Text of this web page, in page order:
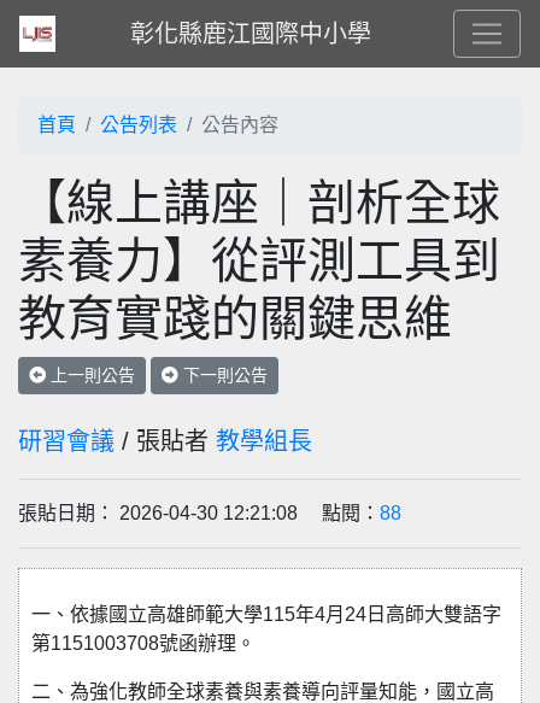
彰化縣鹿江國際中小學
首頁 公告列表 公告內容
【線上講座｜剖析全球
素養力】從評測工具到
教育實踐的關鍵思維
上一則公告 下一則公告
研習會議 / 張貼者 教學組長
張貼日期： 2026-04-30 12:21:08 點閱： 88
一、依據國立高雄師範大學115年4月24日高師大雙語字
第1151003708號函辦理。
二、為強化教師全球素養與素養導向評量知能，國立高